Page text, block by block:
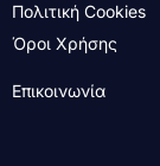
Πολιτική Cookies
Όροι Χρήσης
Επικοινωνία